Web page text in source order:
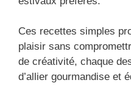
Ces recettes simples
plaisir sans
de créativité, chaque
d’allier gourmandise et